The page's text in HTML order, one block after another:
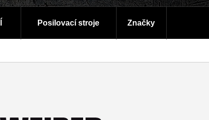
Posilovací stroje Značky